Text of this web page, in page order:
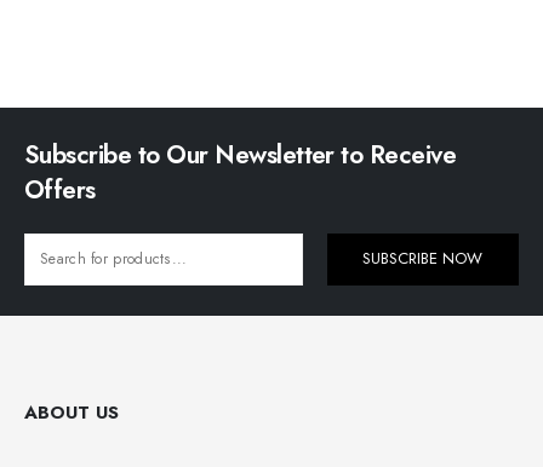
Subscribe to Our Newsletter to Receive
Offers
SUBSCRIBE NOW
ABOUT US